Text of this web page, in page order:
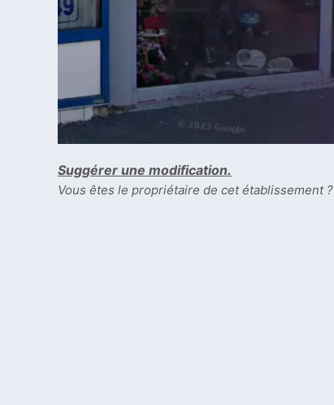
Suggérer une modification.
Vous êtes le propriétaire de cet établissement ?